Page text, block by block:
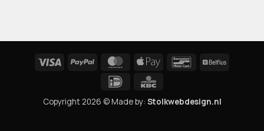
Visa PayPal MasterCard
Apple
BancontactBelfius
IDeal
Copyright 2026 © Made by: Stolkwebdesign.nl